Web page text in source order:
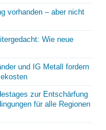
vorhanden – aber nicht
Wie neue
und IG Metall fordern
zur Entschärfung
für alle Regionen